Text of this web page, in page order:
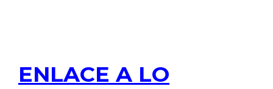
ENLACE A LO